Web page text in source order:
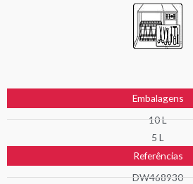
Embalagens
10 L
5 L
Referências
DW468930